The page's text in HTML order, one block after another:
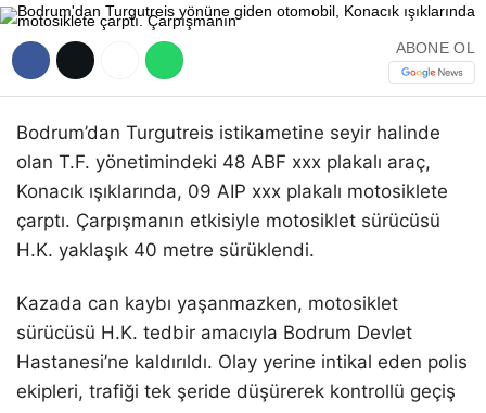
ABONE OL
Bodrum’dan Turgutreis istikametine seyir halinde
olan T.F. yönetimindeki 48 ABF xxx plakalı araç,
Konacık ışıklarında, 09 AIP xxx plakalı motosiklete
çarptı. Çarpışmanın etkisiyle motosiklet sürücüsü
H.K. yaklaşık 40 metre sürüklendi.
Kazada can kaybı yaşanmazken, motosiklet
sürücüsü H.K. tedbir amacıyla Bodrum Devlet
Hastanesi’ne kaldırıldı. Olay yerine intikal eden polis
ekipleri, trafiği tek şeride düşürerek kontrollü geçiş